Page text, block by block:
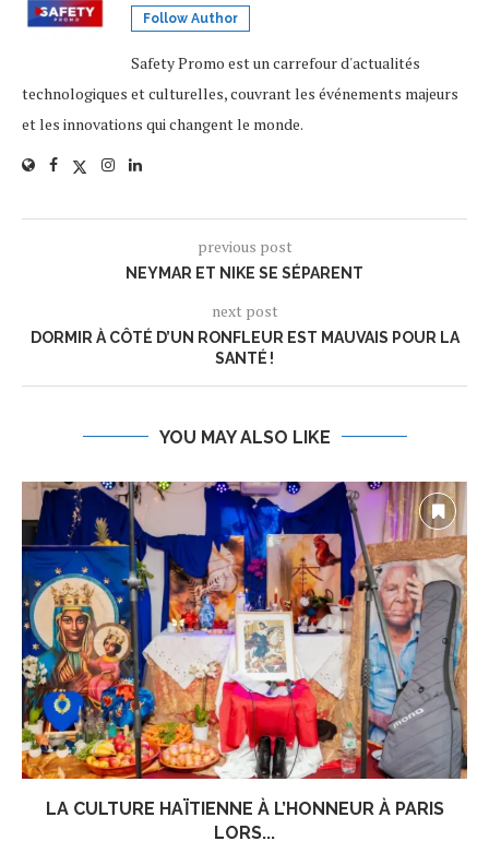
Follow Author
Safety Promo est un carrefour d'actualités
technologiques et culturelles, couvrant les événements majeurs
et les innovations qui changent le monde.
previous post
NEYMAR ET NIKE SE SÉPARENT
next post
DORMIR À CÔTÉ D’UN RONFLEUR EST MAUVAIS POUR LA
SANTÉ !
YOU MAY ALSO LIKE
LA CULTURE HAÏTIENNE À L’HONNEUR À PARIS
LORS...